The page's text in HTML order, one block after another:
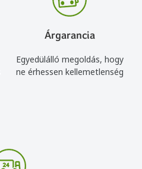
Árgarancia
Egyedülálló megoldás, hogy
ne érhessen kellemetlenség